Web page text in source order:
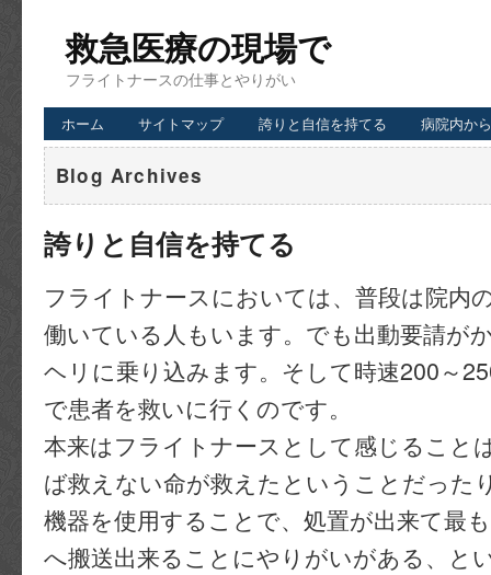
救急医療の現場で
フライトナースの仕事とやりがい
ホーム サイトマップ 誇りと自信を持てる 病院内か
Blog Archives
誇りと自信を持てる
フライトナースにおいては、普段は院内
働いている人もいます。でも出動要請が
ヘリに乗り込みます。そして時速200～
で患者を救いに行くのです。
本来はフライトナースとして感じること
ば救えない命が救えたということだった
機器を使用することで、処置が出来て最
へ搬送出来ることにやりがいがある、と